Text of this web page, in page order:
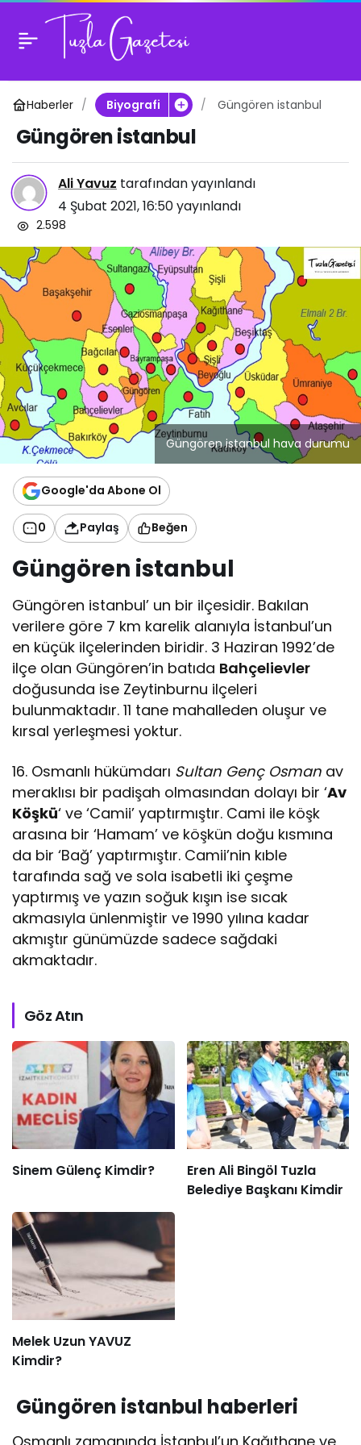
Haberler Biyografi Güngören istanbul
Güngören istanbul
Ali Yavuz tarafından yayınlandı
4 Şubat 2021, 16:50yayınlandı
2.598
Güngören istanbul hava durumu
Google'da Abone Ol
0 Paylaş Beğen
Güngören istanbul
Güngören istanbul’ un bir ilçesidir. Bakılan
verilere göre 7 km karelik alanıyla İstanbul’un
en küçük ilçelerinden biridir. 3 Haziran 1992’de
ilçe olan Güngören’in batıda Bahçelievler
doğusunda ise Zeytinburnu ilçeleri
bulunmaktadır. 11 tane mahalleden oluşur ve
kırsal yerleşmesi yoktur.
16. Osmanlı hükümdarı Sultan Genç Osman av
meraklısı bir padişah olmasından dolayı bir ‘Av
Köşkü‘ ve ‘Camii’ yaptırmıştır. Cami ile köşk
arasına bir ‘Hamam’ ve köşkün doğu kısmına
da bir ‘Bağ’ yaptırmıştır. Camii’nin kıble
tarafında sağ ve sola isabetli iki çeşme
yaptırmış ve yazın soğuk kışın ise sıcak
akmasıyla ünlenmiştir ve 1990 yılına kadar
akmıştır günümüzde sadece sağdaki
akmaktadır.
Göz Atın
Sinem Gülenç Kimdir?
Eren Ali Bingöl Tuzla
Belediye Başkanı Kimdir
Melek Uzun YAVUZ
Kimdir?
Güngören istanbul haberleri
Güngören istanbul